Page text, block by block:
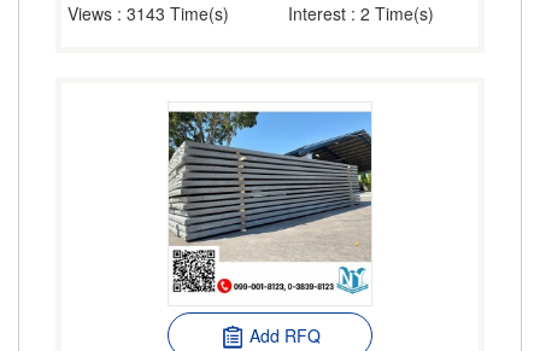
Views : 3143 Time(s) Interest : 2 Time(s)
Add RFQ